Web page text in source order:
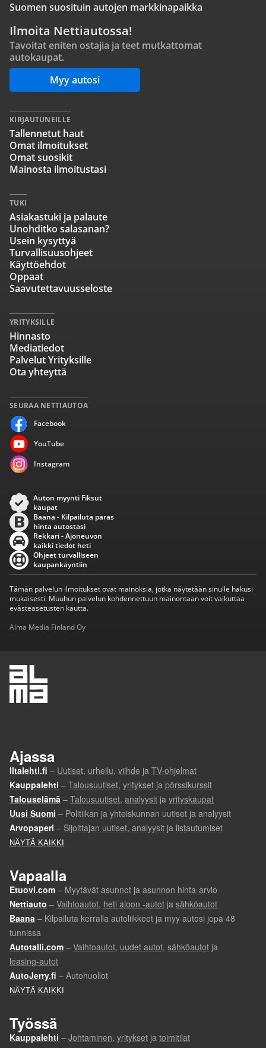
Suomen suosituin autojen markkinapaikka
Ilmoita Nettiautossa!
Tavoitat eniten ostajia ja teet mutkattomat
autokaupat.
Myy autosi
SEURAA NETTIAUTOA
Facebook
YouTube
Instagram
KIRJAUTUNEILLE
Tallennetut haut
Omat ilmoitukset
Omat suosikit
Mainosta ilmoitustasi
TUKI
Asiakastuki ja palaute
Unohditko salasanan?
Usein kysyttyä
Turvallisuusohjeet
Käyttöehdot
Oppaat
Saavutettavuusseloste
YRITYKSILLE
Hinnasto
Mediatiedot
Palvelut Yrityksille
Ota yhteyttä
Auton myynti Fiksut
kaupat
Baana - Kilpailuta paras
hinta autostasi
Rekkari - Ajoneuvon
kaikki tiedot heti
Ohjeet turvalliseen
kaupankäyntiin
Tämän palvelun ilmoitukset ovat mainoksia, jotka näytetään sinulle hakusi
mukaisesti. Muuhun palvelun kohdennettuun mainontaan voit vaikuttaa
evästeasetusten kautta.
Alma Media Finland Oy